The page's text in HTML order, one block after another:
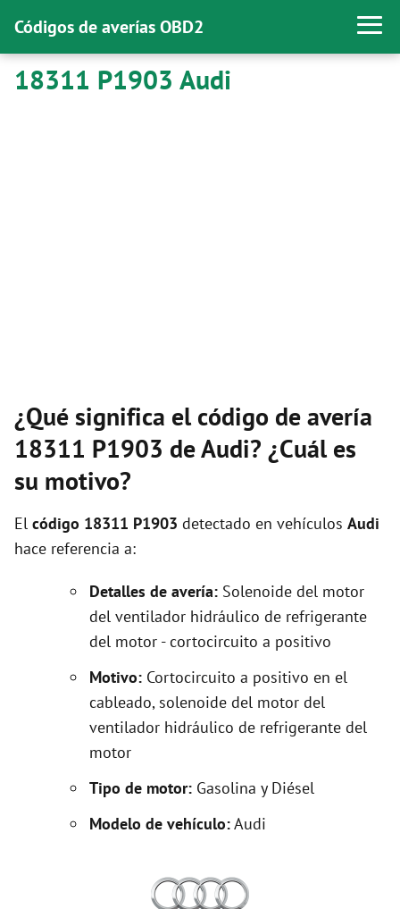
Códigos de averías OBD2
18311 P1903 Audi
¿Qué significa el código de avería
18311 P1903 de Audi? ¿Cuál es
su motivo?
El código 18311 P1903 detectado en vehículos Audi
hace referencia a:
Detalles de avería: Solenoide del motor
del ventilador hidráulico de refrigerante
del motor - cortocircuito a positivo
Motivo: Cortocircuito a positivo en el
cableado, solenoide del motor del
ventilador hidráulico de refrigerante del
motor
Tipo de motor: Gasolina y Diésel
Modelo de vehículo:Audi